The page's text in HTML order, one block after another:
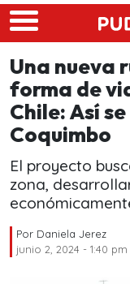
Skip to main content
Una nueva
forma de
Chile: Así
Coquimbo
El proyecto
zona,
Por Daniela Jerez
junio 2, 2024 - 1:40 pm